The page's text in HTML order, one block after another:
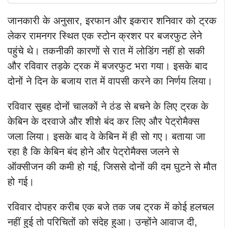
जानकारी के अनुसार, इरफान और इकरार शनिवार को ट्रक
लेकर रामनगर स्थित एक स्टोन क्रशर पर बजरफुट लेने
पहुंचे थे। तकनीकी कारणों से रात में लोडिंग नहीं हो सकी
और रविवार तड़के ट्रक में बजरफुट भरा गया। इसके बाद
दोनों ने दिन के बजाय रात में वापसी करने का निर्णय लिया।
रविवार सुबह दोनों चालकों ने ठंड से बचने के लिए ट्रक के
केबिन के दरवाजे और शीशे बंद कर लिए और पेट्रोमैक्स
जला लिया। इसके बाद वे केबिन में ही सो गए। बताया जा
रहा है कि केबिन बंद होने और पेट्रोमैक्स जलने से
ऑक्सीजन की कमी हो गई, जिससे दोनों की दम घुटने से मौत
हो गई।
रविवार दोपहर करीब एक बजे तक जब ट्रक में कोई हलचल
नहीं हुई तो परिचितों को संदेह हुआ। उन्होंने आवाज दी,